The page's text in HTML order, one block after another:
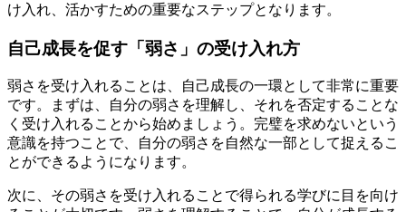
け入れ、活かすための重要なステップとなります。
自己成長を促す「弱さ」の受け入れ方
弱さを受け入れることは、自己成長の一環として非常に重要
です。まずは、自分の弱さを理解し、それを否定することな
く受け入れることから始めましょう。完璧を求めないという
意識を持つことで、自分の弱さを自然な一部として捉えるこ
とができるようになります。
次に、その弱さを受け入れることで得られる学びに目を向け